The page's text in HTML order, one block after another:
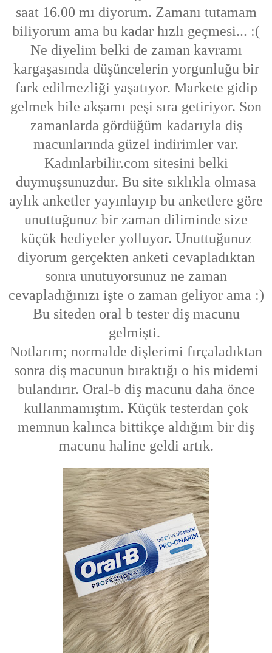
saat 16.00 mı diyorum. Zamanı tutamam
biliyorum ama bu kadar hızlı geçmesi... :(
Ne diyelim belki de zaman kavramı
kargaşasında düşüncelerin yorgunluğu bir
fark edilmezliği yaşatıyor. Markete gidip
gelmek bile akşamı peşi sıra getiriyor. Son
zamanlarda gördüğüm kadarıyla diş
macunlarında güzel indirimler var.
Kadınlarbilir.com sitesini belki
duymuşsunuzdur. Bu site sıklıkla olmasa
aylık anketler yayınlayıp bu anketlere göre
unuttuğunuz bir zaman diliminde size
küçük hediyeler yolluyor. Unuttuğunuz
diyorum gerçekten anketi cevapladıktan
sonra unutuyorsunuz ne zaman
cevapladığınızı işte o zaman geliyor ama :)
Bu siteden oral b tester diş macunu
gelmişti.
Notlarım; normalde dişlerimi fırçaladıktan
sonra diş macunun bıraktığı o his midemi
bulandırır. Oral-b diş macunu daha önce
kullanmamıştım. Küçük testerdan çok
memnun kalınca bittikçe aldığım bir diş
macunu haline geldi artık.